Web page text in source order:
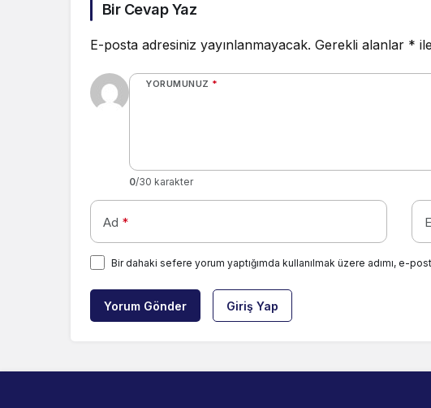
Bir Cevap Yaz
E-posta adresiniz yayınlanmayacak. Gerekli alanlar *
YORUMUNUZ *
0/30 karakter
Ad *
Bir dahaki sefere yorum yaptığımda kullanılmak üzere adımı, e-
Yorum Gönder Giriş Yap